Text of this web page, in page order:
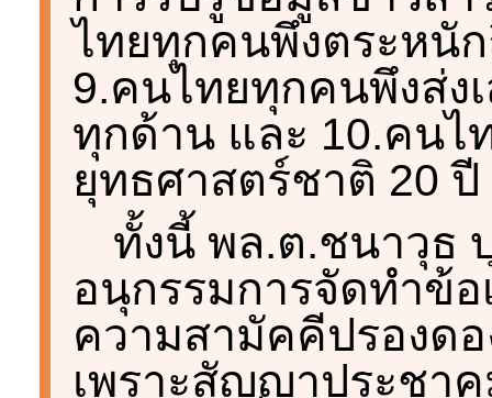
ไทยทุกคนพึงตระหนัก
9.คนไทยทุกคนพึงส่ง
ทุกด้าน และ 10.คน
ยุทธศาสตร์ชาติ 20 ปี
ทั้งนี้ พล.ต.ชนาวุธ
อนุกรรมการจัดทำข้อ
ความสามัคคีปรองดอ
เพราะสัญญาประชา